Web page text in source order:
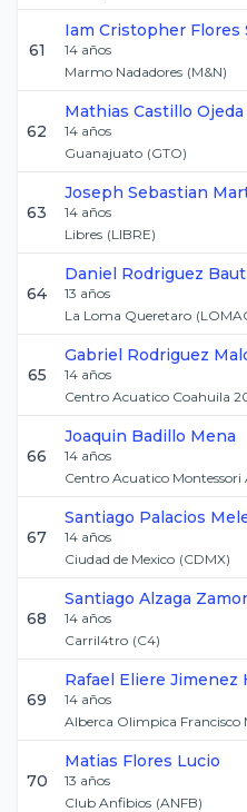
61
Iam Cristopher Flores
14 años
Marmo Nadadores (M&N)
62
Mathias Castillo Ojeda
14 años
Guanajuato (GTO)
63
Joseph Sebastian
14 años
Libres (LIBRE)
64
Daniel Rodriguez
13 años
La Loma Queretaro (
65
Gabriel Rodriguez
14 años
Centro Acuatico Coahuila
66
Joaquin Badillo Mena
14 años
Centro Acuatico Montessori
67
Santiago Palacios
14 años
Ciudad de Mexico (CDMX)
68
Santiago Alzaga
14 años
Carril4tro (C4)
69
Rafael Eliere Jimenez
14 años
Alberca Olimpica Francisco
70
Matias Flores Lucio
13 años
Club Anfibios (ANFB)